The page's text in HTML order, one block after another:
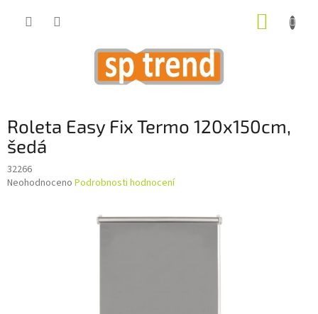
Roleta Easy Fix Termo 120x150cm,
šedá
32266
Průměrné
Neohodnoceno Podrobnosti hodnocení